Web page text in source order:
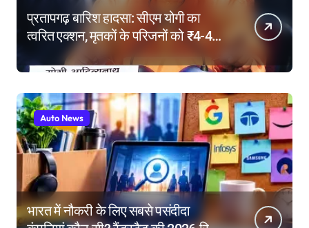
प्रतापगढ़ बारिश हादसा: सीएम योगी का
त्वरित एक्शन, मृतकों के परिजनों को ₹4-4
लाख की सहायता, घायलों के बेहतर इलाज के
निर्देश
Auto News
भारत में नौकरी के लिए सबसे पसंदीदा